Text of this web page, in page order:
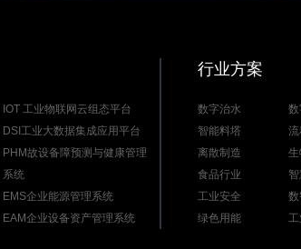
IOT 工业物联网云组态平台
DSI工业大数据集成应用平台
PHM故设备障预测与健康管理
系统
EMS企业能源管理系统
EAM企业设备资产管理系统
行业方案
数字治水
智能料塔
流
离散制造
生
食品行业
工业安全
绿色用能
工